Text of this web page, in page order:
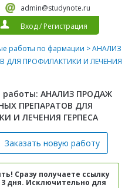
admin@studynote.ru
Вход/ Регистрация
работы по фармации > АНАЛИЗ
ДЛЯ ПРОФИЛАКТИКИ И ЛЕЧЕНИЯ
работы: АНАЛИЗ ПРОДАЖ
ПРЕПАРАТОВ ДЛЯ
И ЛЕЧЕНИЯ ГЕРПЕСА
Заказать новую работу
Сразу получаете ссылку
дня. Исключительно для